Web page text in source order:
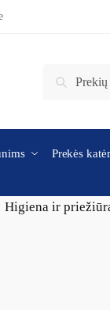
Ieškoti:
Ieškoti
Prekės
Higiena ir